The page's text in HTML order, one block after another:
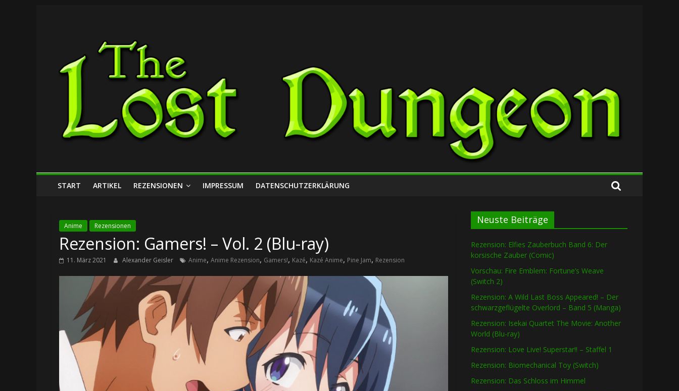
Lost
Dungeon
START ARTIKEL REZENSIONEN IMPRESSUM DATENSCHUTZERKLÄRUNG
Anime Rezensionen
Rezension: Gamers! – Vol. 2 (Blu-ray)
11. März 2021 Alexander Geisler Anime, Anime Rezension, Gamers!, Kazé, Kazé Anime, Pine Jam, Rezension
Neuste Beiträge
Rezension: Elfies Zauberbuch Band 6: Der
korsische Zauber (Comic)
Vorschau: Fire Emblem: Fortune’s Weave
(Switch 2)
Rezension: A Wild Last Boss Appeared! – Der
schwarzgeflügelte Overlord – Band 5 (Manga)
Rezension: Isekai Quartet The Movie: Another
World (Blu-ray)
Rezension: Love Live! Superstar!! – Staffel 1
Rezension: Biomechanical Toy (Switch)
Rezension: Das Schloss im Himmel